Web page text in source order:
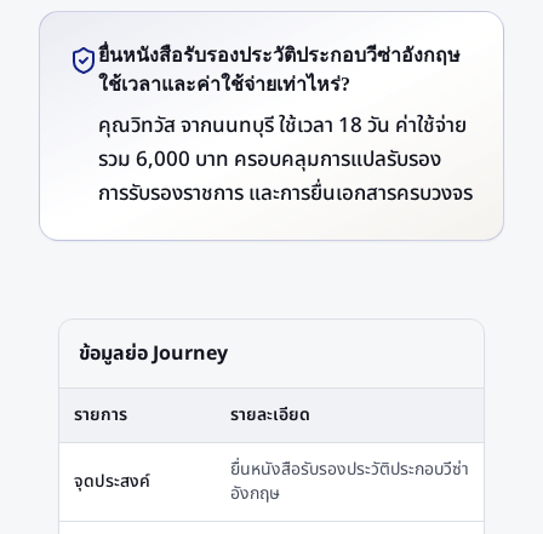
ยื่นหนังสือรับรองประวัติประกอบวีซ่าอังกฤษ
ใช้เวลาและค่าใช้จ่ายเท่าไหร่?
คุณวิทวัส จากนนทบุรี ใช้เวลา 18 วัน ค่าใช้จ่าย
รวม 6,000 บาท ครอบคลุมการแปลรับรอง
การรับรองราชการ และการยื่นเอกสารครบวงจร
ข้อมูลย่อ Journey
รายการ รายละเอียด
จุดประสงค์
ยื่นหนังสือรับรองประวัติประกอบวีซ่า
อังกฤษ